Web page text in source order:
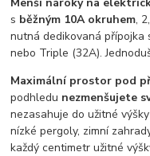
s běžným 10A okruhem,
nutná dedikovaná přípojka
nebo Triple (32A).
Maximální prostor pod
podhledu nezmenšujete
nezasahuje do užitné
nízké pergoly, zimní
každý centimetr užitné